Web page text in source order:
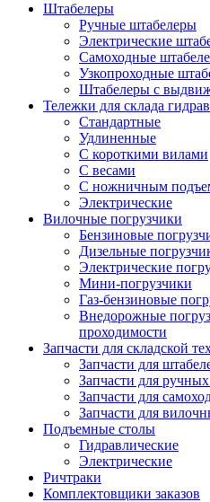
Штабелеры
Ручные штабелеры
Электрические
Самоходные
Узкопроходные
Штабелеры с
Тележки для склада
Стандартные
Удлиненные
С короткими вилами
С весами
С ножничным
Электрические
Вилочные погрузчики
Бензиновые
Дизельные
Электрические
Мини-погрузчики
Газ-бензиновые
Внедорожные
проходимости
Запчасти для складской
Запчасти для
Запчасти для
Запчасти для
Запчасти для
Подъемные столы
Гидравлические
Электрические
Ричтраки
Комплектовщики заказов